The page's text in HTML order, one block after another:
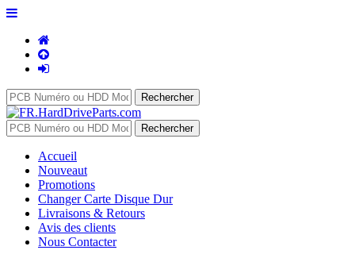
Accueil
Nouveaut
Promotions
Changer Carte Disque Dur
Livraisons & Retours
Avis des clients
Nous Contacter